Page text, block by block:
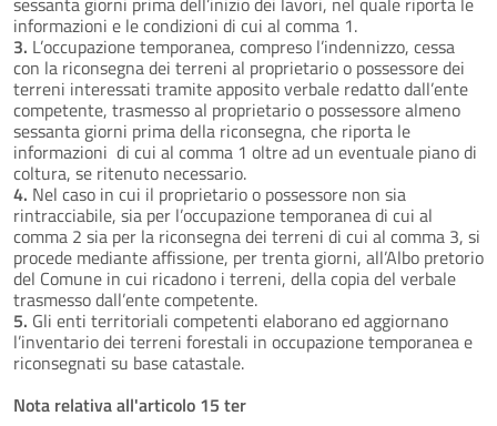
informazioni e le condizioni di cui al comma 1.
3. L’occupazione temporanea, compreso l’indennizzo, cessa
con la riconsegna dei terreni al proprietario o possessore dei
terreni interessati tramite apposito verbale redatto dall’ente
competente, trasmesso al proprietario o possessore almeno
sessanta giorni prima della riconsegna, che riporta le
informazioni di cui al comma 1 oltre ad un eventuale piano di
coltura, se ritenuto necessario.
4. Nel caso in cui il proprietario o possessore non sia
rintracciabile, sia per l’occupazione temporanea di cui al
comma 2 sia per la riconsegna dei terreni di cui al comma 3, si
procede mediante affissione, per trenta giorni, all’Albo pretorio
del Comune in cui ricadono i terreni, della copia del verbale
trasmesso dall’ente competente.
5. Gli enti territoriali competenti elaborano ed aggiornano
l’inventario dei terreni forestali in occupazione temporanea e
riconsegnati su base catastale.
Nota relativa all'articolo 15 ter